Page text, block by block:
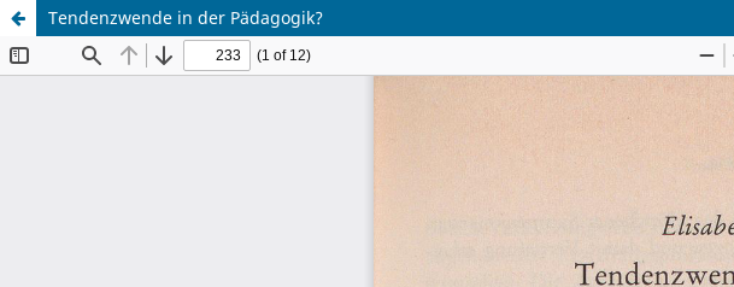
Tendenzwende in der Pädagogik?